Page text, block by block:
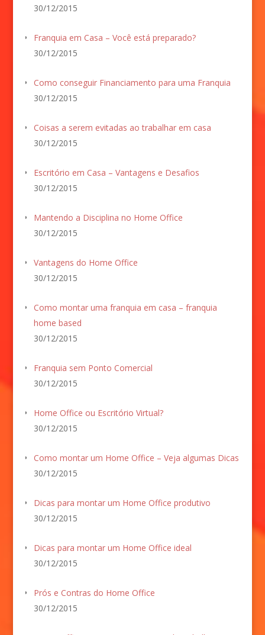
30/12/2015
Franquia em Casa – Você está preparado?
30/12/2015
Como conseguir Financiamento para uma Franquia
30/12/2015
Coisas a serem evitadas ao trabalhar em casa
30/12/2015
Escritório em Casa – Vantagens e Desafios
30/12/2015
Mantendo a Disciplina no Home Office
30/12/2015
Vantagens do Home Office
30/12/2015
Como montar uma franquia em casa – franquia
home based
30/12/2015
Franquia sem Ponto Comercial
30/12/2015
Home Office ou Escritório Virtual?
30/12/2015
Como montar um Home Office – Veja algumas Dicas
30/12/2015
Dicas para montar um Home Office produtivo
30/12/2015
Dicas para montar um Home Office ideal
30/12/2015
Prós e Contras do Home Office
30/12/2015